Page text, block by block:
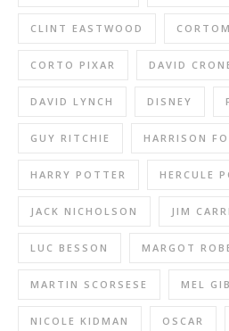
CLINT EASTWOOD
CORTO PIXAR DAVID
DAVID LYNCH DISNEY
GUY RITCHIE HARRISON
HARRY POTTER HERCULE
JACK NICHOLSON JIM
LUC BESSON MARGOT
MARTIN SCORSESE MEL
NICOLE KIDMAN OSCAR